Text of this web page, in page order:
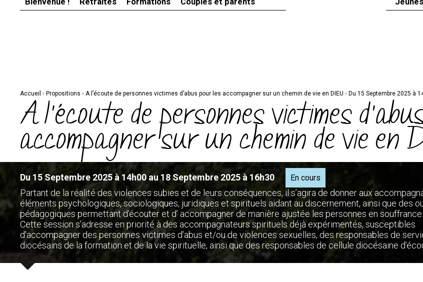
Accueil › Propositions › A l’écoute de personnes victimes d’abus pour les accompagner sur un chemin de vie en DIEU › Du 15 Septembre 2025 à
A l’écoute de personnes victimes
accompagner sur un chemin de vie en
Du 15 Septembre 2025 à 14h00 au 18 Septembre 2025 à 16h30 En cours
Partant de la réalité des violences subies et de leurs conséquences, il s’agira de donner aux
éléments psychologiques, sociologiques, juridiques et spirituels aidant au discernement, ainsi que des
pédagogiques permettant d’écouter et d’ accompagner de manière ajustée les personnes en souffrance.
Cette session s’adresse en priorité à des accompagnateurs spirituels déjà expérimentés, susceptibles
d’accompagner des personnes victimes d’abus et/ou de violences sexuelles, des responsables de
diocésains de la formation et de la vie spirituelle, ainsi que des responsables de cellule diocésaine